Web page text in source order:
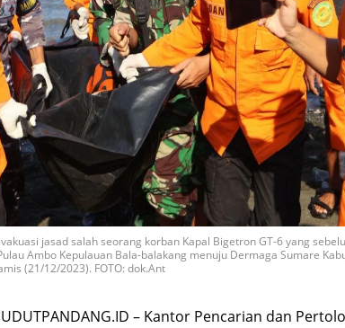
jasad salah seorang korban Kapal Bigetron GT-6 yang
Ambo Kepulauan Bala-balakang menuju Dermaga Sumare
(21/12/2023). FOTO: dok.Ant
– Kantor Pencarian dan